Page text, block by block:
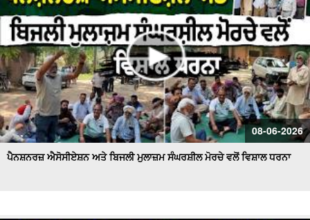
08-06-2026
ਪੈਨਸ਼ਨਰਜ਼ ਐਸੋਸੀਏਸ਼ਨ ਅਤੇ ਬਿਜਲੀ ਮੁਲਾਜ਼ਮ ਸੰਘਰਸ਼ੀਲ ਮੋਰਚੇ ਵਲੋਂ ਵਿਸ਼ਾਲ ਧਰਨਾ